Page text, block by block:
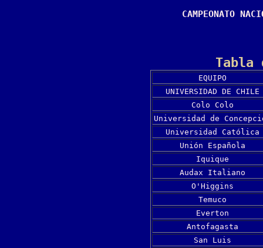
CAMPEONATO
Tabla
EQUIPO
UNIVERSIDAD DE CHILE
Colo Colo
Universidad de
Universidad Católica
Unión Española
Iquique
Audax Italiano
O'Higgins
Temuco
Everton
Antofagasta
San Luis